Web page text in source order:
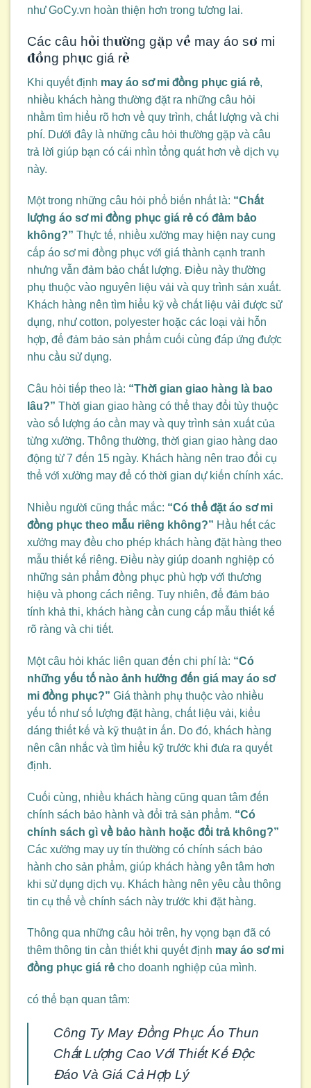
như GoCy.vn hoàn thiện hơn trong tương lai.
Các câu hỏi thường gặp về may áo sơ mi
đồng phục giá rẻ
Khi quyết định may áo sơ mi đồng phục giá rẻ,
nhiều khách hàng thường đặt ra những câu hỏi
nhằm tìm hiểu rõ hơn về quy trình, chất lượng và chi
phí. Dưới đây là những câu hỏi thường gặp và câu
trả lời giúp bạn có cái nhìn tổng quát hơn về dịch vụ
này.
Một trong những câu hỏi phổ biến nhất là: “Chất
lượng áo sơ mi đồng phục giá rẻ có đảm bảo
không?” Thực tế, nhiều xưởng may hiện nay cung
cấp áo sơ mi đồng phục với giá thành cạnh tranh
nhưng vẫn đảm bảo chất lượng. Điều này thường
phụ thuộc vào nguyên liệu vải và quy trình sản xuất.
Khách hàng nên tìm hiểu kỹ về chất liệu vải được sử
dụng, như cotton, polyester hoặc các loại vải hỗn
hợp, để đảm bảo sản phẩm cuối cùng đáp ứng được
nhu cầu sử dụng.
Câu hỏi tiếp theo là: “Thời gian giao hàng là bao
lâu?” Thời gian giao hàng có thể thay đổi tùy thuộc
vào số lượng áo cần may và quy trình sản xuất của
từng xưởng. Thông thường, thời gian giao hàng dao
động từ 7 đến 15 ngày. Khách hàng nên trao đổi cụ
thể với xưởng may để có thời gian dự kiến chính xác.
Nhiều người cũng thắc mắc: “Có thể đặt áo sơ mi
đồng phục theo mẫu riêng không?” Hầu hết các
xưởng may đều cho phép khách hàng đặt hàng theo
mẫu thiết kế riêng. Điều này giúp doanh nghiệp có
những sản phẩm đồng phục phù hợp với thương
hiệu và phong cách riêng. Tuy nhiên, để đảm bảo
tính khả thi, khách hàng cần cung cấp mẫu thiết kế
rõ ràng và chi tiết.
Một câu hỏi khác liên quan đến chi phí là: “Có
những yếu tố nào ảnh hưởng đến giá may áo sơ
mi đồng phục?” Giá thành phụ thuộc vào nhiều
yếu tố như số lượng đặt hàng, chất liệu vải, kiểu
dáng thiết kế và kỹ thuật in ấn. Do đó, khách hàng
nên cân nhắc và tìm hiểu kỹ trước khi đưa ra quyết
định.
Cuối cùng, nhiều khách hàng cũng quan tâm đến
chính sách bảo hành và đổi trả sản phẩm. “Có
chính sách gì về bảo hành hoặc đổi trả không?”
Các xưởng may uy tín thường có chính sách bảo
hành cho sản phẩm, giúp khách hàng yên tâm hơn
khi sử dụng dịch vụ. Khách hàng nên yêu cầu thông
tin cụ thể về chính sách này trước khi đặt hàng.
Thông qua những câu hỏi trên, hy vọng bạn đã có
thêm thông tin cần thiết khi quyết định may áo sơ mi
đồng phục giá rẻ cho doanh nghiệp của mình.
có thể bạn quan tâm:
Công Ty May Đồng Phục Áo Thun
Chất Lượng Cao Với Thiết Kế Độc
Đáo Và Giá Cả Hợp Lý